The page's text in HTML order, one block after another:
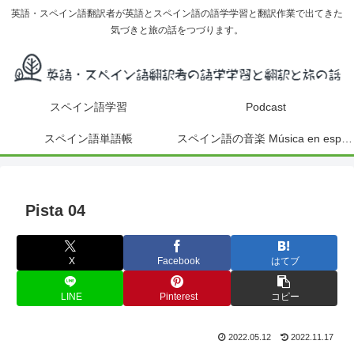
英語・スペイン語翻訳者が英語とスペイン語の語学学習と翻訳作業で出てきた
気づきと旅の話をつづります。
スペイン語学習 Podcast
スペイン語単語帳
Pista 04
X Facebook はてブ
LINE Pinterest コピー
2022.05.12 2022.11.17